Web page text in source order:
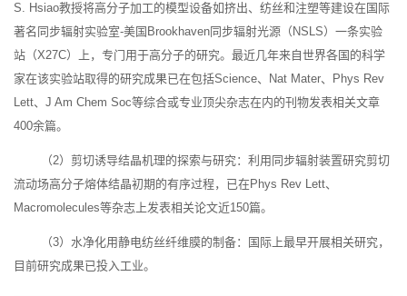
S. Hsiao教授将高分子加工的模型设备如挤出、纺丝和注塑等建设在国际
著名同步辐射实验室-美国Brookhaven同步辐射光源（NSLS）一条实验
站（X27C）上，专门用于高分子的研究。最近几年来自世界各国的科学
家在该实验站取得的研究成果已在包括Science、Nat Mater、Phys Rev
Lett、J Am Chem Soc等综合或专业顶尖杂志在内的刊物发表相关文章
400余篇。
（2）剪切诱导结晶机理的探索与研究：利用同步辐射装置研究剪切
流动场高分子熔体结晶初期的有序过程，已在Phys Rev Lett、
Macromolecules等杂志上发表相关论文近150篇。
（3）水净化用静电纺丝纤维膜的制备：国际上最早开展相关研究，
目前研究成果已投入工业。